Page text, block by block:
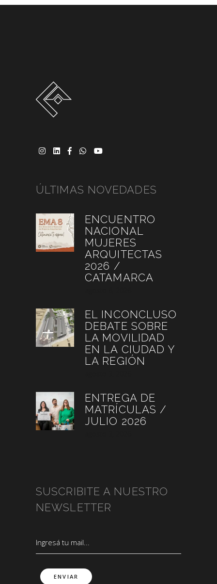
ÚLTIMAS NOVEDADES
ENCUENTRO
NACIONAL
MUJERES
ARQUITECTAS
2026 /
CATAMARCA
EL INCONCLUSO
DEBATE SOBRE
LA MOVILIDAD
EN LA CIUDAD Y
LA REGIÓN
ENTREGA DE
MATRÍCULAS /
JULIO 2026
SUSCRIBITE A NUESTRO
NEWSLETTER